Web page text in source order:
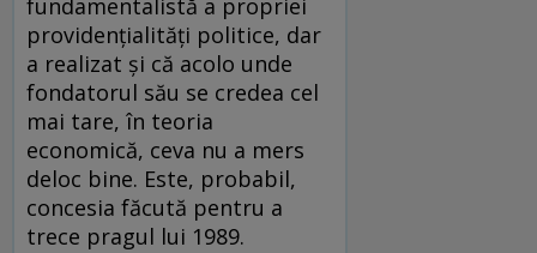
fundamentalistă a propriei
providenţialităţi politice, dar
a realizat şi că acolo unde
fondatorul său se credea cel
mai tare, în teoria
economică, ceva nu a mers
deloc bine. Este, probabil,
concesia făcută pentru a
trece pragul lui 1989.